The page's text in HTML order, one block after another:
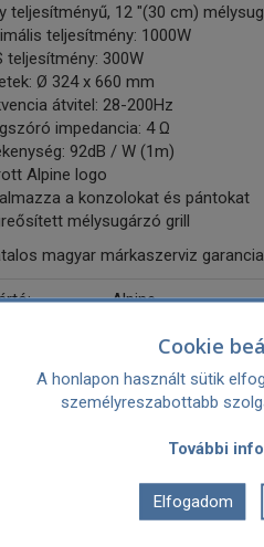
teljesítményű, 12 "(30 cm)
teljesítmény: 1000W
teljesítmény: 300W
Ø 324 x 660 mm
átvitel: 28-200Hz
impedancia: 4 Ω
92dB / W (1m)
Alpine logo
a konzolokat és pántokat
mélysugárzó grill
magyar márkaszerviz
Alpine
Postai cím: 20-1
Weboldal: https://
Felelős személy az
Germany
Cookie
A honlapon használt sütik
személyreszabottabb
További
Elfogadom